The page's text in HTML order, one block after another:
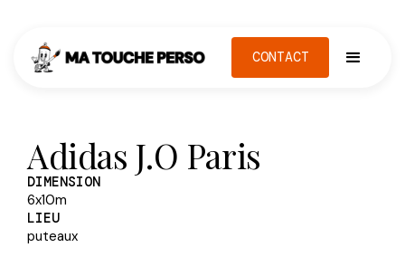
CONTACT
Adidas J.O Paris
DIMENSION
6x10m
LIEU
puteaux